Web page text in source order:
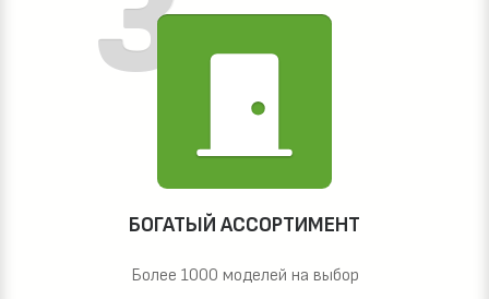
БОГАТЫЙ АССОРТИМЕНТ
Более 1000 моделей на выбор